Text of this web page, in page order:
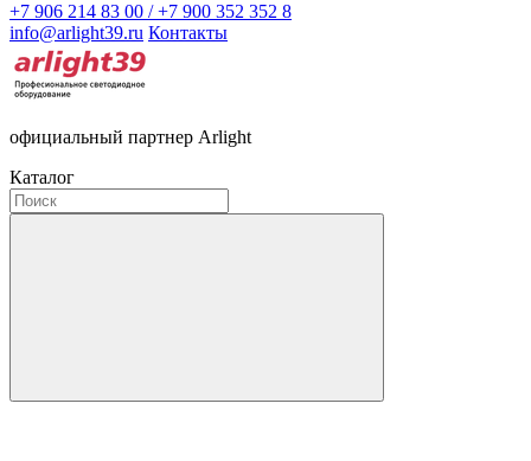
+7 906 214 83 00 / +7 900 352 352 8
info@arlight39.ru Контакты
официальный партнер Arlight
Каталог